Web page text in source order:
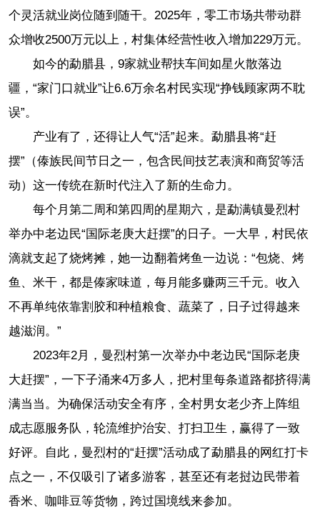
个灵活就业岗位随到随干。2025年，零工市场共带动群
众增收2500万元以上，村集体经营性收入增加229万元。
如今的勐腊县，9家就业帮扶车间如星火散落边
疆，“家门口就业”让6.6万余名村民实现“挣钱顾家两不耽
误”。
产业有了，还得让人气“活”起来。勐腊县将“赶
摆”（傣族民间节日之一，包含民间技艺表演和商贸等活
动）这一传统在新时代注入了新的生命力。
每个月第二周和第四周的星期六，是勐满镇曼烈村
举办中老边民“国际老庚大赶摆”的日子。一大早，村民依
滴就支起了烧烤摊，她一边翻着烤鱼一边说：“包烧、烤
鱼、米干，都是傣家味道，每月能多赚两三千元。收入
不再单纯依靠割胶和种植粮食、蔬菜了，日子过得越来
越滋润。”
2023年2月，曼烈村第一次举办中老边民“国际老庚
大赶摆”，一下子涌来4万多人，把村里每条道路都挤得满
满当当。为确保活动安全有序，全村男女老少齐上阵组
成志愿服务队，轮流维护治安、打扫卫生，赢得了一致
好评。自此，曼烈村的“赶摆”活动成了勐腊县的网红打卡
点之一，不仅吸引了诸多游客，甚至还有老挝边民带着
香米、咖啡豆等货物，跨过国境线来参加。